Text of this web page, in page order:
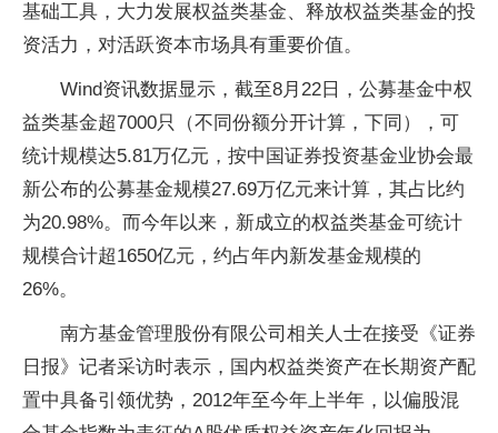
基础工具，大力发展权益类基金、释放权益类基金的投
资活力，对活跃资本市场具有重要价值。
Wind资讯数据显示，截至8月22日，公募基金中权
益类基金超7000只（不同份额分开计算，下同），可
统计规模达5.81万亿元，按中国证券投资基金业协会最
新公布的公募基金规模27.69万亿元来计算，其占比约
为20.98%。而今年以来，新成立的权益类基金可统计
规模合计超1650亿元，约占年内新发基金规模的
26%。
南方基金管理股份有限公司相关人士在接受《证券
日报》记者采访时表示，国内权益类资产在长期资产配
置中具备引领优势，2012年至今年上半年，以偏股混